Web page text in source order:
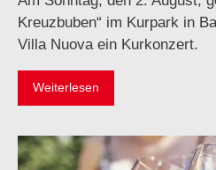
Kreuzbuben“ im Kurpark in
Villa Nuova ein Kurkonzert.
Weiterlesen